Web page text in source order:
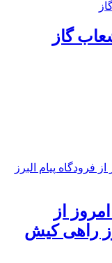
گاز
از
راهی کیش